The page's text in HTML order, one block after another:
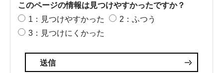
このページの情報は見つけやすかったですか？
1：見つけやすかった
2：ふつう
3：見つけにくかった